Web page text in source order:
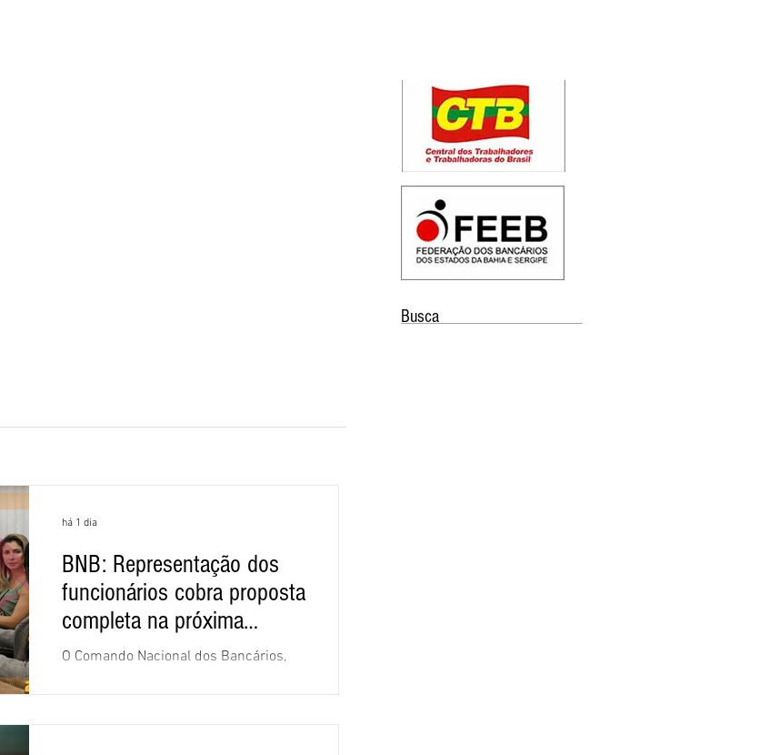
Busca
BNB: Representação dos
funcionários cobra proposta
completa na próxima
negociação
O Comando Nacional dos Bancários,
dos Funcionários do Banco do
Nordeste do Brasil (CNFBNB), concluiu
há 1 dia